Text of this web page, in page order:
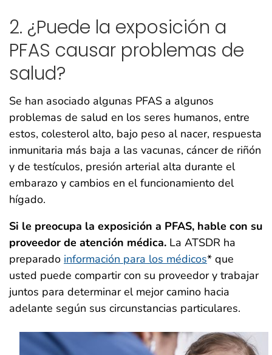
2. ¿Puede la exposición a
PFAS causar problemas de
salud?
Se han asociado algunas PFAS a algunos
problemas de salud en los seres humanos, entre
estos, colesterol alto, bajo peso al nacer, respuesta
inmunitaria más baja a las vacunas, cáncer de riñón
y de testículos, presión arterial alta durante el
embarazo y cambios en el funcionamiento del
hígado.
Si le preocupa la exposición a PFAS, hable con su
proveedor de atención médica. La ATSDR ha
preparado información para los médicos* que
usted puede compartir con su proveedor y trabajar
juntos para determinar el mejor camino hacia
adelante según sus circunstancias particulares.